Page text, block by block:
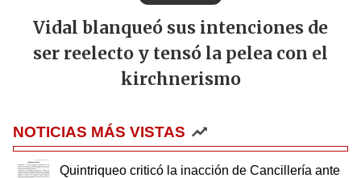
Vidal blanqueó sus intenciones de
ser reelecto y tensó la pelea con el
kirchnerismo
NOTICIAS MÁS VISTAS
Quintriqueo criticó la inacción de Cancillería ante